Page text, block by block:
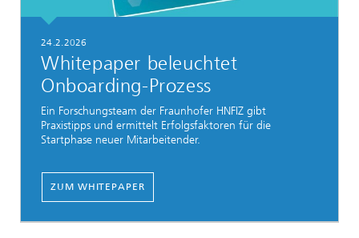
24.2.2026
Whitepaper beleuchtet
Onboarding-Prozess
Ein Forschungsteam der Fraunhofer HNFIZ gibt
Praxistipps und ermittelt Erfolgsfaktoren für die
Startphase neuer Mitarbeitender.
ZUM WHITEPAPER